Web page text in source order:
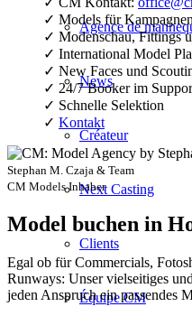
Agence de
News
Créateur
Next Casting
Clients
Équipe CM
✓ Models für
✓ Modenschau, Fittings
✓ International Model
✓ New Faces und
✓ 24/7 Booker im
✓ Schnelle Selektion
✓ Kontakt
Stephan M. Czaja & Team
CM Models Inhaber
Model buchen in
Egal ob für Commercials,
Runways: Unser vielseitiges
jeden Anspruch ein passendes